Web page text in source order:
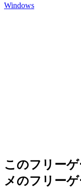
Windows
このフリー
メのフリー